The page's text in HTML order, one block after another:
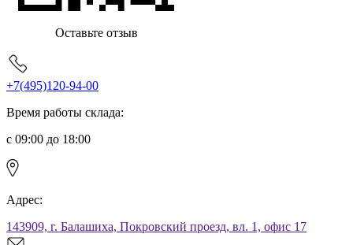
Оставьте отзыв
+7(495)120-94-00
Время работы склада:
с 09:00 до 18:00
Адрес:
143909, г. Балашиха, Покровский проезд, вл. 1, офис 17